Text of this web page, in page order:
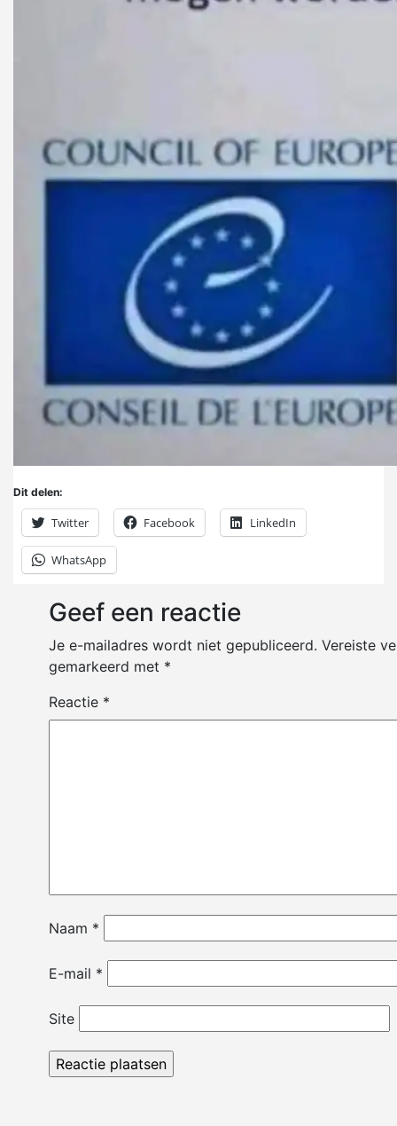
Dit delen:
Twitter Facebook LinkedIn
WhatsApp
Geef een reactie
Je e-mailadres wordt niet gepubliceerd. Vereiste
gemarkeerd met *
Reactie *
Naam *
E-mail *
Site